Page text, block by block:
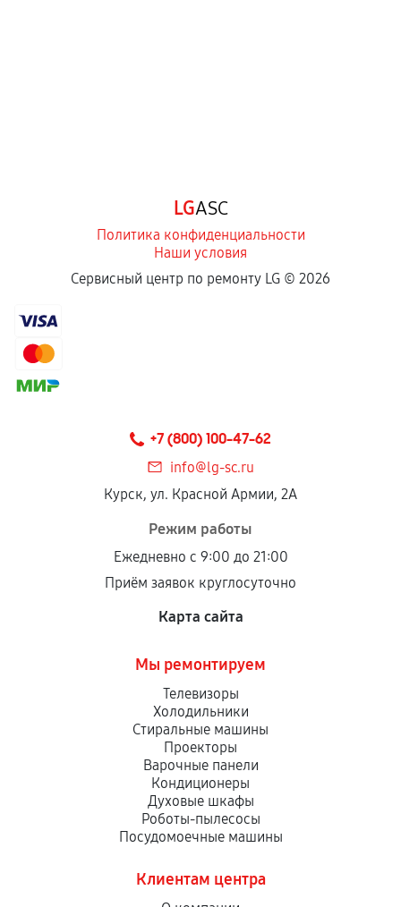
LGASC
Политика конфиденциальности
Наши условия
Сервисный центр по ремонту LG © 2026
+7 (800) 100-47-62
info@lg-sc.ru
Курск, ул. Красной Армии, 2А
Режим работы
Ежедневно с 9:00 до 21:00
Приём заявок круглосуточно
Карта сайта
Мы ремонтируем
Телевизоры
Холодильники
Стиральные машины
Проекторы
Варочные панели
Кондиционеры
Духовые шкафы
Роботы-пылесосы
Посудомоечные машины
Клиентам центра